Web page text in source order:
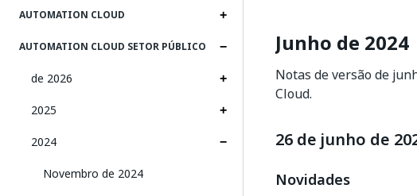
AUTOMATION CLOUD
AUTOMATION CLOUD SETOR PÚBLICO
de 2026
2025
2024
Novembro de 2024
Junho de 2024
Notas de versão de
Cloud.
26 de junho de
Novidades